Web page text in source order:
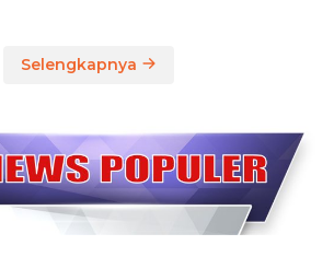
Selengkapnya